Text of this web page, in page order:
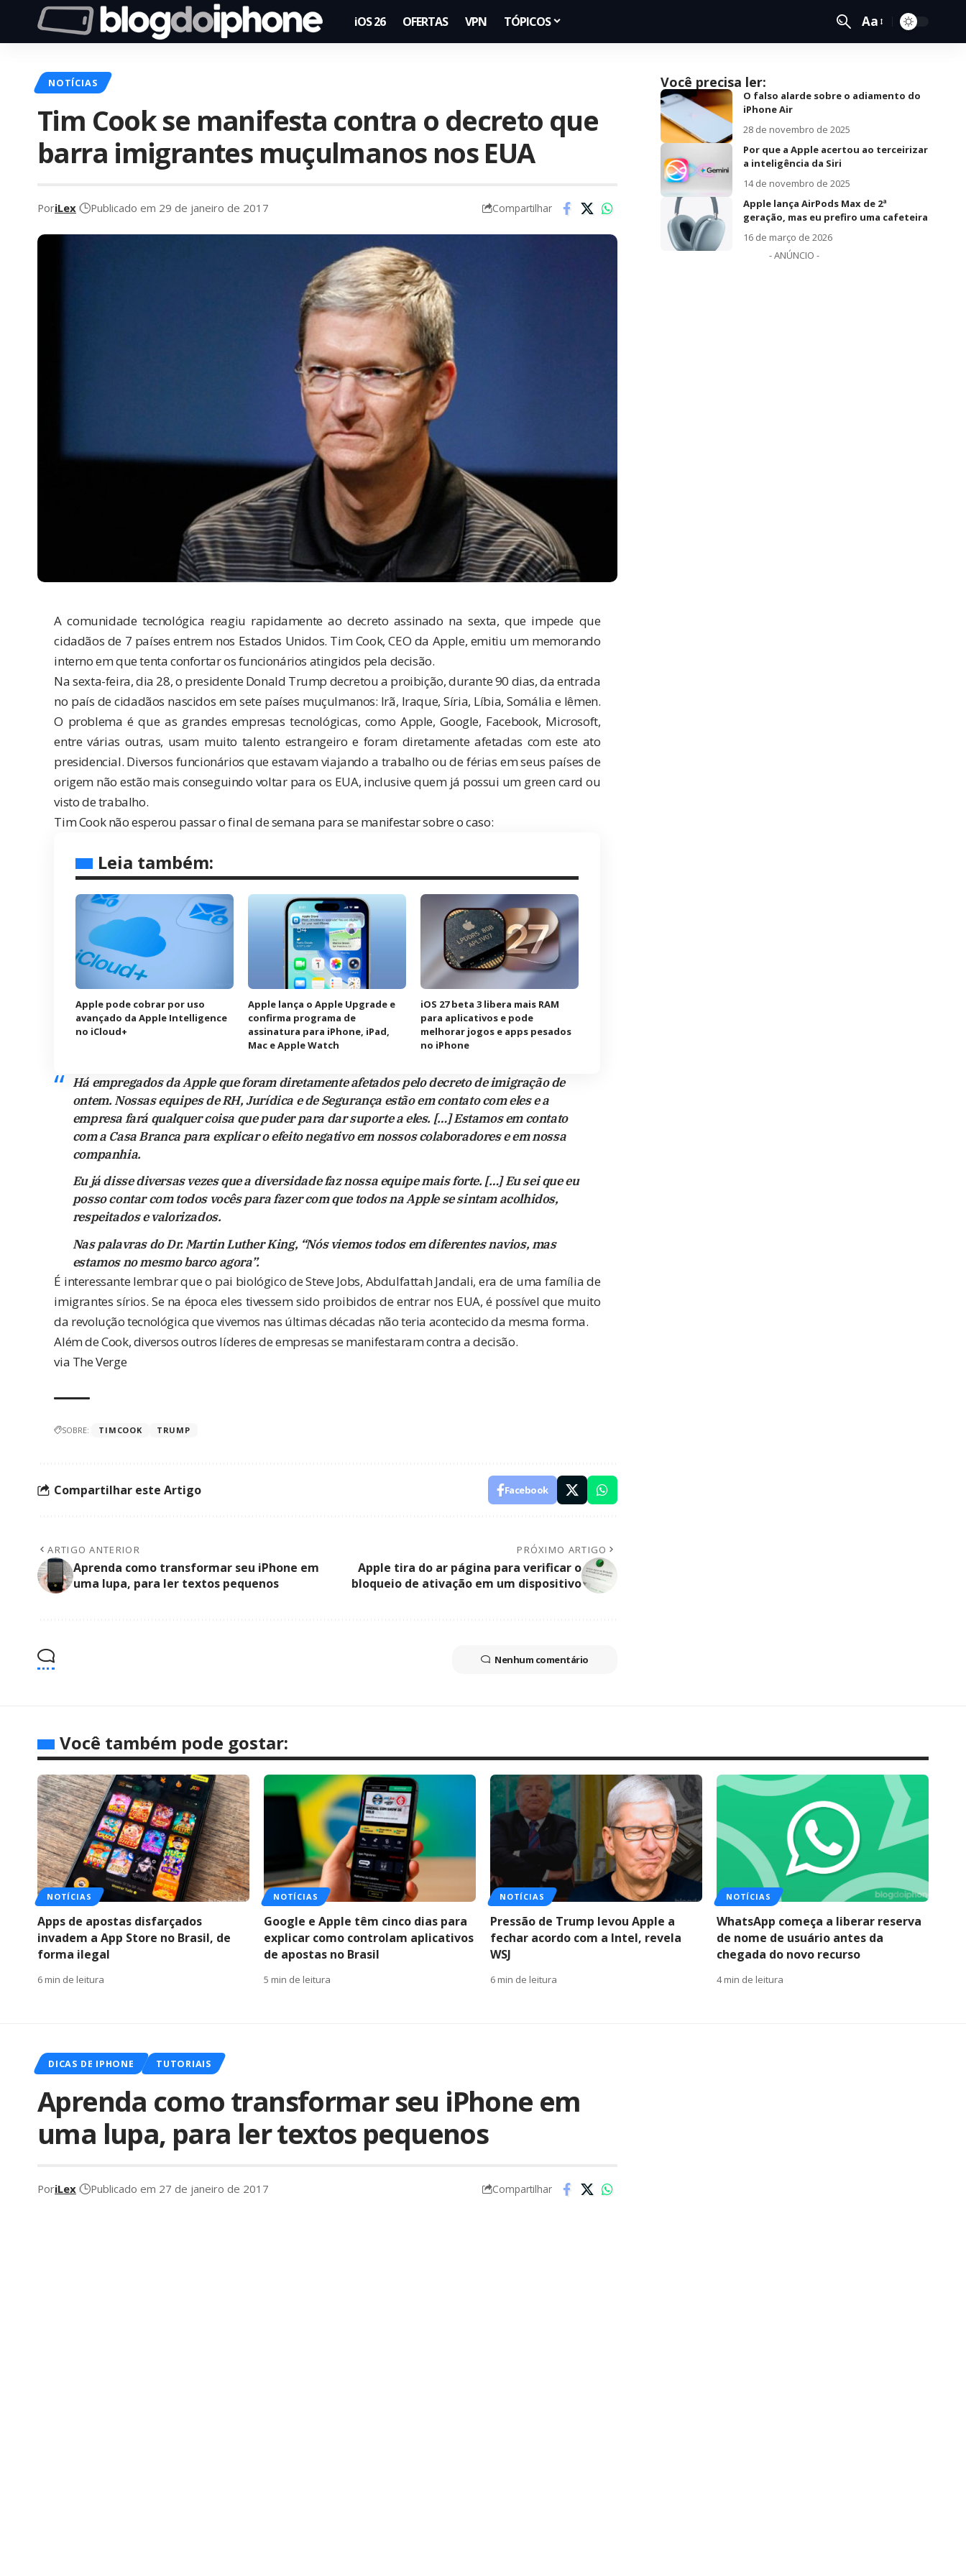
iOS 26 OFERTAS VPN TÓPICOS Aa
NOTÍCIAS
Tim Cook se manifesta contra o decreto que
barra imigrantes muçulmanos nos EUA
PoriLex Publicado em 29 de janeiro de 2017 Compartilhar
A comunidade tecnológica reagiu rapidamente ao decreto assinado na sexta, que impede que
cidadãos de 7 países entrem nos Estados Unidos. Tim Cook, CEO da Apple, emitiu um memorando
interno em que tenta confortar os funcionários atingidos pela decisão.
Na sexta-feira, dia 28, o presidente Donald Trump decretou a proibição, durante 90 dias, da entrada
no país de cidadãos nascidos em sete países muçulmanos: Irã, Iraque, Síria, Líbia, Somália e Iêmen.
O problema é que as grandes empresas tecnológicas, como Apple, Google, Facebook, Microsoft,
entre várias outras, usam muito talento estrangeiro e foram diretamente afetadas com este ato
presidencial. Diversos funcionários que estavam viajando a trabalho ou de férias em seus países de
origem não estão mais conseguindo voltar para os EUA, inclusive quem já possui um green card ou
visto de trabalho.
Tim Cook não esperou passar o final de semana para se manifestar sobre o caso:
Leia também:
Apple pode cobrar por uso
avançado da Apple Intelligence
no iCloud+
Apple lança o Apple Upgrade e
confirma programa de
assinatura para iPhone, iPad,
Mac e Apple Watch
iOS 27 beta 3 libera mais RAM
para aplicativos e pode
melhorar jogos e apps pesados
no iPhone
Há empregados da Apple que foram diretamente afetados pelo decreto de imigração de
ontem. Nossas equipes de RH, Jurídica e de Segurança estão em contato com eles e a
empresa fará qualquer coisa que puder para dar suporte a eles. […] Estamos em contato
com a Casa Branca para explicar o efeito negativo em nossos colaboradores e em nossa
companhia.
Eu já disse diversas vezes que a diversidade faz nossa equipe mais forte. […] Eu sei que eu
posso contar com todos vocês para fazer com que todos na Apple se sintam acolhidos,
respeitados e valorizados.
Nas palavras do Dr. Martin Luther King, “Nós viemos todos em diferentes navios, mas
estamos no mesmo barco agora”.
É interessante lembrar que o pai biológico de Steve Jobs, Abdulfattah Jandali, era de uma família de
imigrantes sírios. Se na época eles tivessem sido proibidos de entrar nos EUA, é possível que muito
da revolução tecnológica que vivemos nas últimas décadas não teria acontecido da mesma forma.
Além de Cook, diversos outros líderes de empresas se manifestaram contra a decisão.
via The Verge
SOBRE: TIMCOOK TRUMP
Compartilhar este Artigo Facebook
ARTIGO ANTERIOR
Aprenda como transformar seu iPhone em
uma lupa, para ler textos pequenos
PRÓXIMO ARTIGO
Apple tira do ar página para verificar o
bloqueio de ativação em um dispositivo
Nenhum comentário
Você precisa ler:
O falso alarde sobre o adiamento do
iPhone Air
28 de novembro de 2025
Por que a Apple acertou ao terceirizar
a inteligência da Siri
14 de novembro de 2025
Apple lança AirPods Max de 2ª
geração, mas eu prefiro uma cafeteira
16 de março de 2026
- ANÚNCIO -
Você também pode gostar:
NOTÍCIAS
Apps de apostas disfarçados
invadem a App Store no Brasil, de
forma ilegal
6 min de leitura
NOTÍCIAS
Google e Apple têm cinco dias para
explicar como controlam aplicativos
de apostas no Brasil
5 min de leitura
NOTÍCIAS
Pressão de Trump levou Apple a
fechar acordo com a Intel, revela
WSJ
6 min de leitura
NOTÍCIAS
WhatsApp começa a liberar reserva
de nome de usuário antes da
chegada do novo recurso
4 min de leitura
DICAS DE IPHONE TUTORIAIS
Aprenda como transformar seu iPhone em
uma lupa, para ler textos pequenos
PoriLex Publicado em 27 de janeiro de 2017 Compartilhar